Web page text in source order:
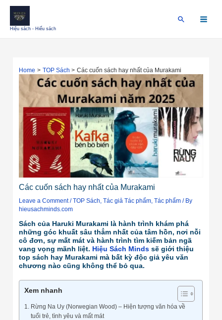
content
Hiệu sách - Hiểu sách
Search
Menu
Home TOP Sách Các cuốn sách hay nhất của Murakami
Các cuốn sách hay nhất của Murakami
Leave a Comment /TOP Sách ,Tác giả Tác phẩm ,Tác phẩm / By
hieusachminds.com
Sách của Haruki Murakami là hành trình khám phá
những góc khuất sâu thẳm nhất của tâm hồn, nơi nỗi
cô đơn, sự mất mát và hành trình tìm kiếm bản ngã
vang vọng mãnh liệt. Hiệu Sách Minds sẽ giới thiệu
top sách hay Murakami mà bất kỳ độc giả yêu văn
chương nào cũng không thể bỏ qua.
Xem nhanh
Rừng Na Uy (Norwegian Wood) – Hiện tượng văn hóa về
tuổi trẻ, tình yêu và mất mát
viết